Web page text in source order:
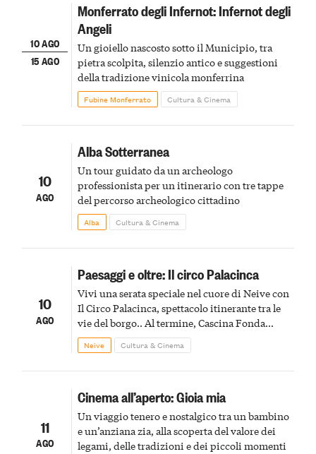
10 AGO
15 AGO
Monferrato degli Infernot: Infernot degli
Angeli
Un gioiello nascosto sotto il Municipio, tra
pietra scolpita, silenzio antico e suggestioni
della tradizione vinicola monferrina
Fubine Monferrato Cultura & Cinema
10
AGO
Alba Sotterranea
Un tour guidato da un archeologo
professionista per un itinerario con tre tappe
del percorso archeologico cittadino
Alba Cultura & Cinema
10
AGO
Paesaggi e oltre: Il circo Palacinca
Vivi una serata speciale nel cuore di Neive con
Il Circo Palacinca, spettacolo itinerante tra le
vie del borgo.. Al termine, Cascina Fonda
Winery offrirà una degustazione di due
spumanti.
Neive Cultura & Cinema
11
AGO
Cinema all’aperto: Gioia mia
Un viaggio tenero e nostalgico tra un bambino
e un’anziana zia, alla scoperta del valore dei
legami, delle tradizioni e dei piccoli momenti